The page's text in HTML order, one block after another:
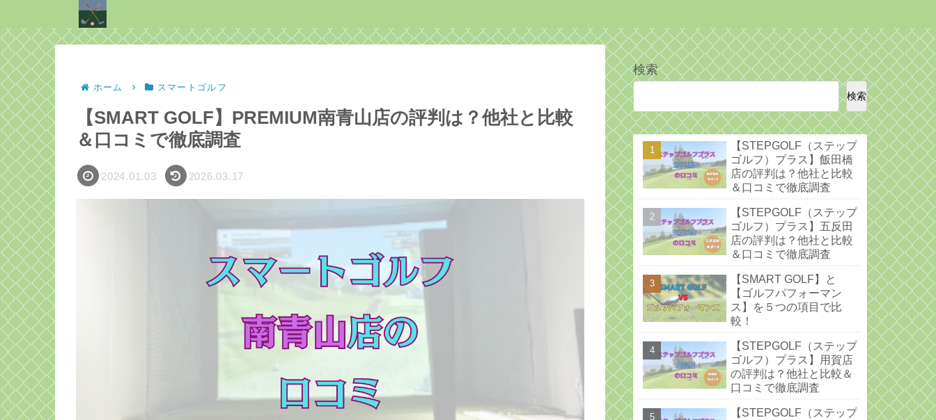
ホーム スマートゴルフ
【SMART GOLF】PREMIUM南青山店の評判は？他社と比較
＆口コミで徹底調査
2024.01.03 2026.03.17
検索
検索
【STEPGOLF（ステップ
ゴルフ）プラス】飯田橋
店の評判は？他社と比較
＆口コミで徹底調査
【STEPGOLF（ステップ
ゴルフ）プラス】五反田
店の評判は？他社と比較
＆口コミで徹底調査
【SMART GOLF】と
【ゴルフパフォーマン
ス】を５つの項目で比
較！
【STEPGOLF（ステップ
ゴルフ）プラス】用賀店
の評判は？他社と比較＆
口コミで徹底調査
【STEPGOLF（ステップ